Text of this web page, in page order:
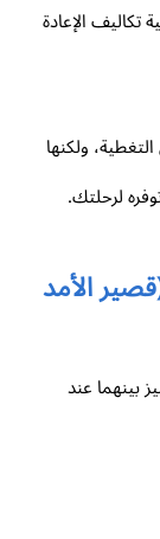
الإعادة
ولكنها
لرحلتك.
الأمد
عند